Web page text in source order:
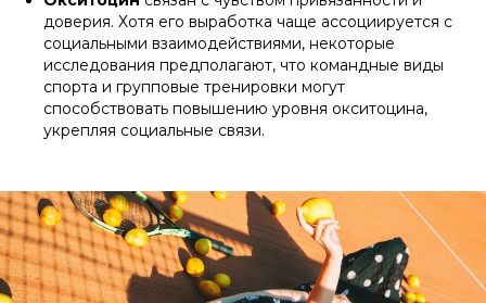
доверия. Хотя его выработка чаще ассоциируется с
социальными взаимодействиями, некоторые
исследования предполагают, что командные виды
спорта и групповые тренировки могут
способствовать повышению уровня окситоцина,
укрепляя социальные связи.